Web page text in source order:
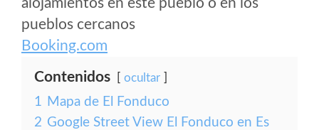
alojamientos en este pueblo o en los
pueblos cercanos
Booking.com
Contenidos ocultar
1 Mapa de El Fonduco
2 Google Street View El Fonduco en Es